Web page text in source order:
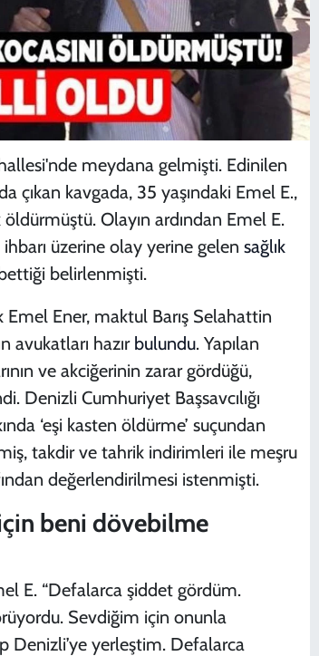
meydana gelmişti. Edinilen
çıkan kavgada, 35 yaşındaki Emel E.,
öldürmüştü. Olayın ardından Emel E.
üzerine olay yerine gelen sağlık
belirlenmişti.
Emel Ener, maktul Barış Selahattin
avukatları hazır bulundu. Yapılan
ve akciğerinin zarar gördüğü,
Denizli Cumhuriyet Başsavcılığı
‘eşi kasten öldürme’ suçundan
takdir ve tahrik indirimleri ile meşru
değerlendirilmesi istenmişti.
için beni dövebilme
E. “Defalarca şiddet gördüm.
Sevdiğim için onunla
Denizli’ye yerleştim. Defalarca